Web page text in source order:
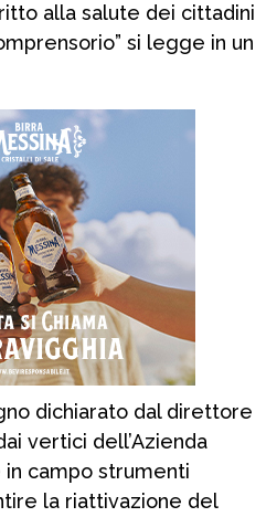
alla salute dei cittadini
si legge in un
dichiarato dal direttore
vertici dell’Azienda
campo strumenti
la riattivazione del